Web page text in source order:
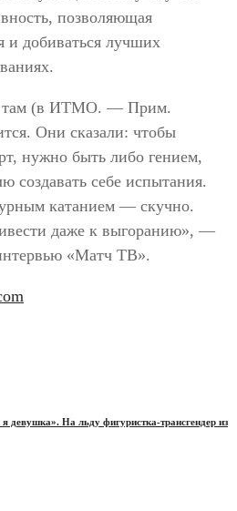
позволяющая
и добиваться лучших
там (в ИТМО. — Прим.
Они сказали: чтобы
нужно быть либо гением,
создавать себе испытания.
катанием — скучно.
даже к выгоранию», —
«Матч ТВ».
девушка». На льду фигуристка-трансгендер из